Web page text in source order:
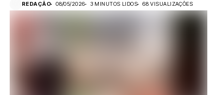
REDAÇÃO 08/05/2026 3 MINUTOS LIDOS 68 VISUALIZAÇÕES